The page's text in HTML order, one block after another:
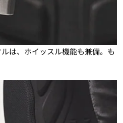
は、ホイッスル機能も兼備。も